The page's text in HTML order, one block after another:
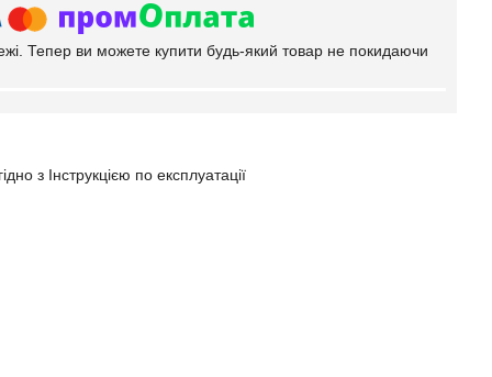
Тепер ви можете купити будь-який товар не покидаючи
з Інструкцією по експлуатації